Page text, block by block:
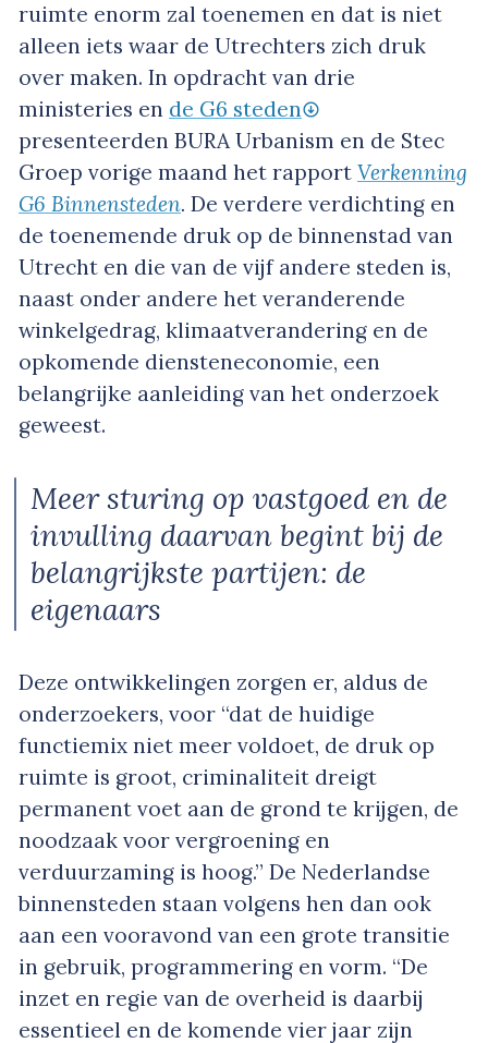
ruimte enorm zal toenemen en dat is niet
alleen iets waar de Utrechters zich druk
over maken. In opdracht van drie
ministeries en de G6 steden
presenteerden BURA Urbanism en de Stec
Groep vorige maand het rapport Verkenning
G6 Binnensteden. De verdere verdichting en
de toenemende druk op de binnenstad van
Utrecht en die van de vijf andere steden is,
naast onder andere het veranderende
winkelgedrag, klimaatverandering en de
opkomende diensteneconomie, een
belangrijke aanleiding van het onderzoek
geweest.
Meer sturing op vastgoed en de
invulling daarvan begint bij de
belangrijkste partijen: de
eigenaars
Deze ontwikkelingen zorgen er, aldus de
onderzoekers, voor “dat de huidige
functiemix niet meer voldoet, de druk op
ruimte is groot, criminaliteit dreigt
permanent voet aan de grond te krijgen, de
noodzaak voor vergroening en
verduurzaming is hoog.” De Nederlandse
binnensteden staan volgens hen dan ook
aan een vooravond van een grote transitie
in gebruik, programmering en vorm. “De
inzet en regie van de overheid is daarbij
essentieel en de komende vier jaar zijn